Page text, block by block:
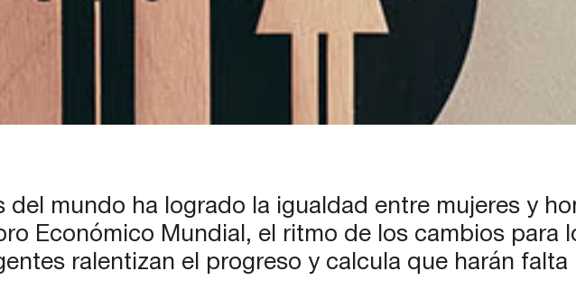
mundo ha logrado la igualdad entre mujeres y
Económico Mundial, el ritmo de los cambios para
ralentizan el progreso y calcula que harán falta